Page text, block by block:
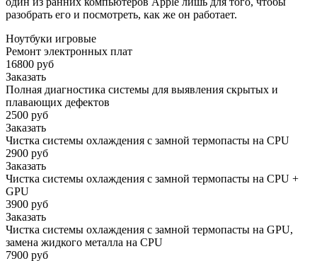
разобрать его и посмотреть, как же он работает.
Ноутбуки игровые
Ремонт электронных плат
16800 руб
Заказать
Полная диагностика системы для выявления скрытых и
плавающих дефектов
2500 руб
Заказать
Чистка системы охлаждения с замной термопасты на CPU
2900 руб
Заказать
Чистка системы охлаждения с замной термопасты на CPU +
GPU
3900 руб
Заказать
Чистка системы охлаждения с замной термопасты на GPU,
замена жидкого металла на CPU
7900 руб